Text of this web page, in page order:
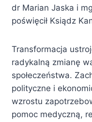
dr Marian Jaska i
poświęcił Ksiądz
Transformacja
radykalną zmianę
społeczeństwa.
polityczne i
wzrostu
pomoc medyczną,